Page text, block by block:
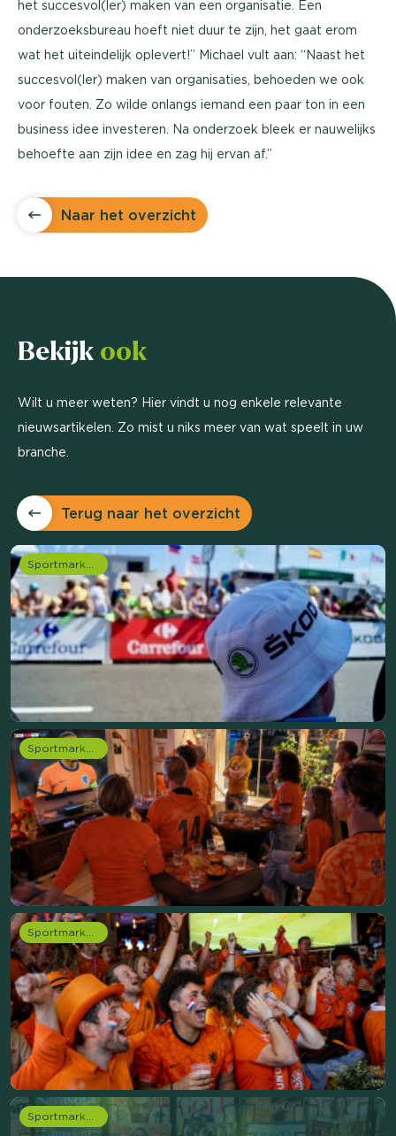
het succesvol(ler) maken van een organisatie. Een
onderzoeksbureau hoeft niet duur te zijn, het gaat erom
wat het uiteindelijk oplevert!” Michael vult aan: “Naast het
succesvol(ler) maken van organisaties, behoeden we ook
voor fouten. Zo wilde onlangs iemand een paar ton in een
business idee investeren. Na onderzoek bleek er nauwelijks
behoefte aan zijn idee en zag hij ervan af.”
Naar het overzicht
Bekijk ook
Wilt u meer weten? Hier vindt u nog enkele relevante
nieuwsartikelen. Zo mist u niks meer van wat speelt in uw
branche.
Terug naar het overzicht